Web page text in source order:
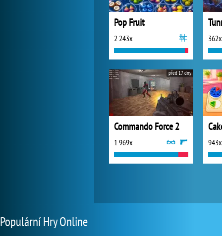
Pop Fruit
2 243x 362x
Commando Force 2
1 969x
před 17 dny
943x
Populární Hry Online